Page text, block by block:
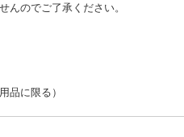
んのでご了承ください。
品に限る）